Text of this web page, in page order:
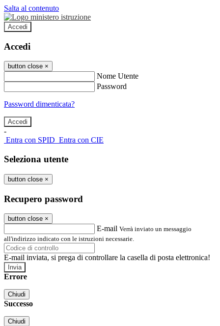
Salta al contenuto
Accedi
Accedi
button close ×
Nome Utente
Password
Password dimenticata?
-
Entra con SPID Entra con CIE
Seleziona utente
button close ×
Recupero password
button close ×
E-mail Verrà inviato un messaggio
all'indirizzo indicato con le istruzioni necessarie.
E-mail inviata, si prega di controllare la casella di posta elettronica!
Errore
Chiudi
Successo
Chiudi